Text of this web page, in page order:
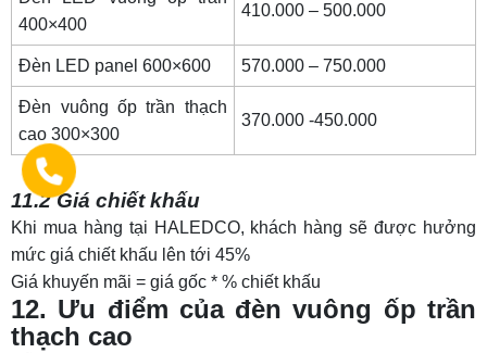
400×400
410.000 – 500.000
Đèn LED panel 600×600 570.000 – 750.000
Đèn vuông ốp trần thạch
cao 300×300
370.000 -450.000
11.2 Giá chiết khấu
Khi mua hàng tại HALEDCO, khách hàng sẽ được hưởng
mức giá chiết khấu lên tới 45%
Giá khuyến mãi = giá gốc * % chiết khấu
12. Ưu điểm của đèn vuông ốp trần
thạch cao